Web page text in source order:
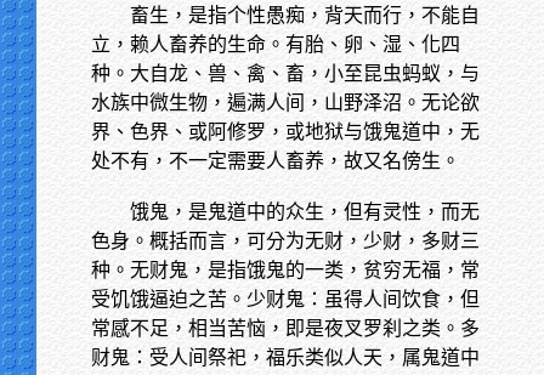
畜生，是指个性愚痴，背天而行，不能自
立，赖人畜养的生命。有胎、卵、湿、化四
种。大自龙、兽、禽、畜，小至昆虫蚂蚁，与
水族中微生物，遍满人间，山野泽沼。无论欲
界、色界、或阿修罗，或地狱与饿鬼道中，无
处不有，不一定需要人畜养，故又名傍生。
饿鬼，是鬼道中的众生，但有灵性，而无
色身。概括而言，可分为无财，少财，多财三
种。无财鬼，是指饿鬼的一类，贫穷无福，常
受饥饿逼迫之苦。少财鬼：虽得人间饮食，但
常感不足，相当苦恼，即是夜叉罗刹之类。多
财鬼：受人间祭祀，福乐类似人天，属鬼道中